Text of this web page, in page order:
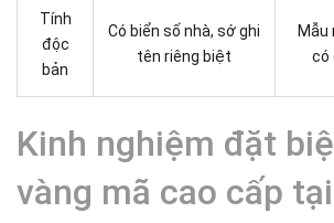
Tính
độc
bản
Có biển số nhà, sớ ghi
tên riêng biệt
Mẫu
có
Kinh nghiệm đặt
vàng mã cao cấp tại